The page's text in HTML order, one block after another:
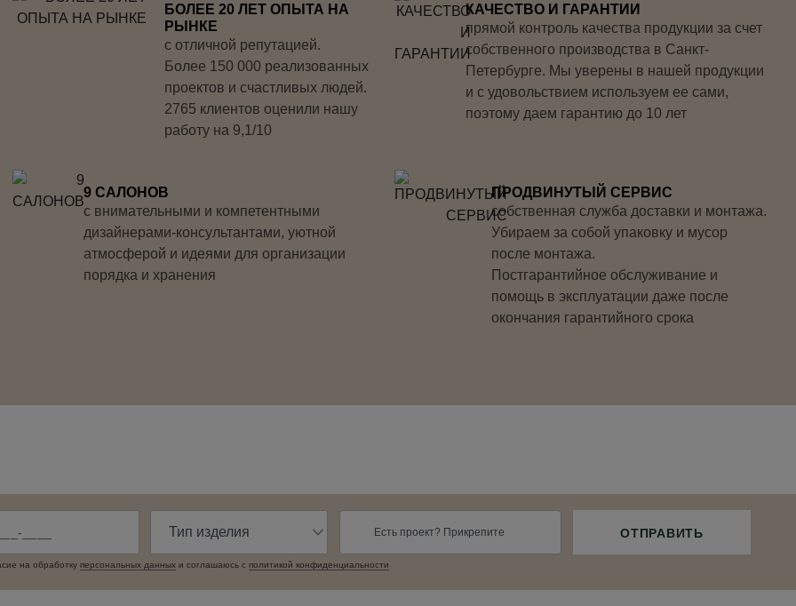
БОЛЕЕ 20 ЛЕТ ОПЫТА НА
РЫНКЕ
с отличной репутацией.
Более 150 000 реализованных
проектов и счастливых людей.
2765 клиентов оценили нашу
работу на 9,1/10
КАЧЕСТВО И ГАРАНТИИ
прямой контроль качества продукции за счет
собственного производства в Санкт-
Петербурге. Мы уверены в нашей продукции
и с удовольствием используем ее сами,
поэтому даем гарантию до 10 лет
9 САЛОНОВ
с внимательными и компетентными
дизайнерами-консультантами, уютной
атмосферой и идеями для организации
порядка и хранения
ПРОДВИНУТЫЙ СЕРВИС
собственная служба доставки и монтажа.
Убираем за собой упаковку и мусор
после монтажа.
Постгарантийное обслуживание и
помощь в эксплуатации даже после
окончания гарантийного срока
Есть проект? Прикрепите ОТПРАВИТЬ
на обработку персональных данныxи соглашаюсь c политикой конфиденциальности